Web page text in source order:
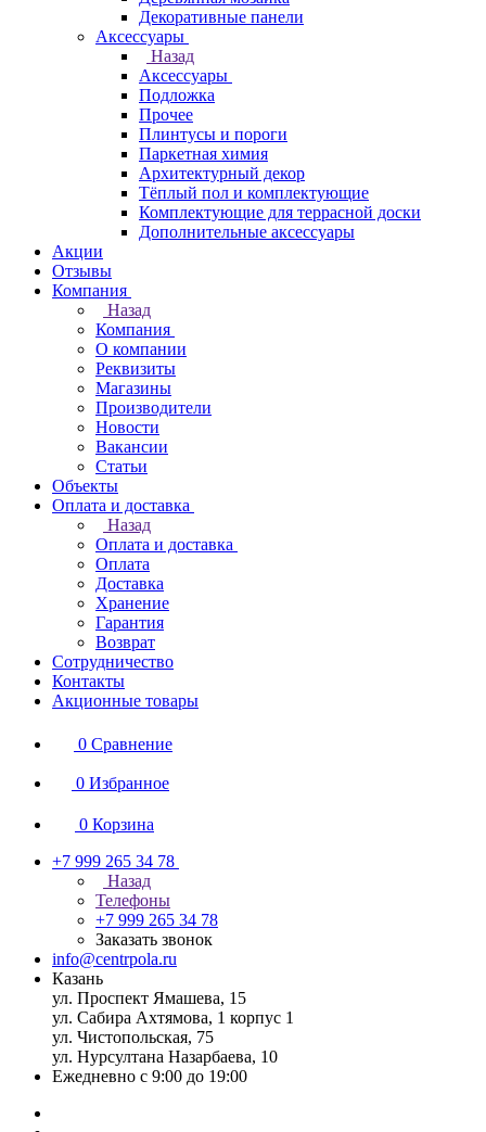
Декоративные панели
Аксессуары
Назад
Аксессуары
Подложка
Прочее
Плинтусы и пороги
Паркетная химия
Архитектурный декор
Тёплый пол и комплектующие
Комплектующие для террасной доски
Дополнительные аксессуары
Акции
Отзывы
Компания
Назад
Компания
О компании
Реквизиты
Магазины
Производители
Новости
Вакансии
Статьи
Объекты
Оплата и доставка
Назад
Оплата и доставка
Оплата
Доставка
Хранение
Гарантия
Возврат
Сотрудничество
Контакты
Акционные товары
0 Сравнение
0 Избранное
0 Корзина
+7 999 265 34 78
Назад
Телефоны
+7 999 265 34 78
Заказать звонок
info@centrpola.ru
Казань
ул. Проспект Ямашева, 15
ул. Сабира Ахтямова, 1 корпус 1
ул. Чистопольская, 75
ул. Нурсултана Назарбаева, 10
Ежедневно с 9:00 до 19:00